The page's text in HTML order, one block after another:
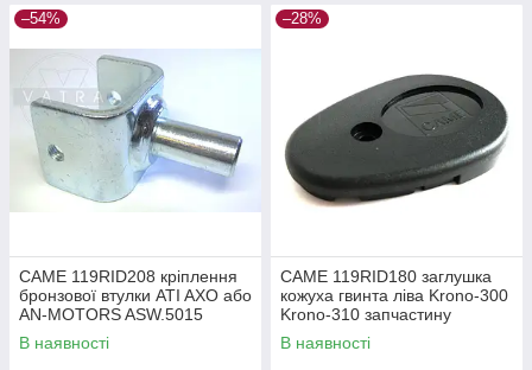
–54%
CAME 119RID208 кріплення
бронзової втулки ATI AXO або
AN-MOTORS ASW.5015
В наявності
–28%
CAME 119RID180 заглушка
кожуха гвинта ліва Krono-300
Krono-310 запчастину
В наявності